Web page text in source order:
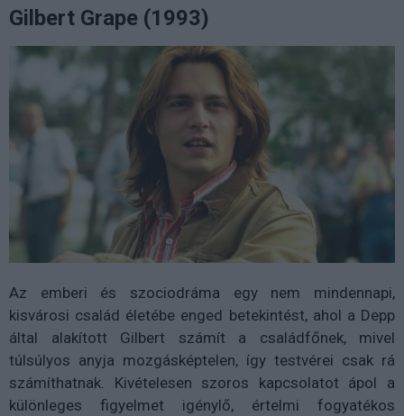
Gilbert Grape (1993)
Az emberi és szociodráma egy nem mindennapi,
kisvárosi család életébe enged betekintést, ahol a Depp
által alakított Gilbert számít a családfőnek, mivel
túlsúlyos anyja mozgásképtelen, így testvérei csak rá
számíthatnak. Kivételesen szoros kapcsolatot ápol a
különleges figyelmet igénylő, értelmi fogyatékos